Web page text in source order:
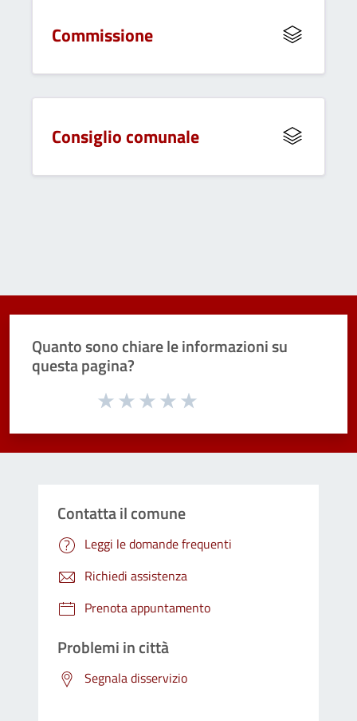
Commissione
Consiglio comunale
Quanto sono chiare le informazioni su
questa pagina?
Valuta da 1 a 5 stelle la pagina
Contatta il comune
Leggi le domande frequenti
Richiedi assistenza
Prenota appuntamento
Problemi in città
Segnala disservizio